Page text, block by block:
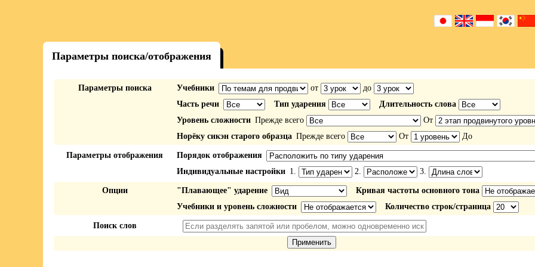
Параметры поиска/отображения
Параметры поиска Учебники от
до
Часть речи
Тип ударения
Длительность слова
Уровень сложности Прежде всего
От
Норёку сикэн старого образца Прежде всего От До
Параметры отображения
Порядок отображения
Индивидуальные настройки 1. 2. 3.
Опции "Плавающее" ударение
Кривая частоты основного тона
Учебники и уровень сложности
Количество строк/страница
Поиск слов